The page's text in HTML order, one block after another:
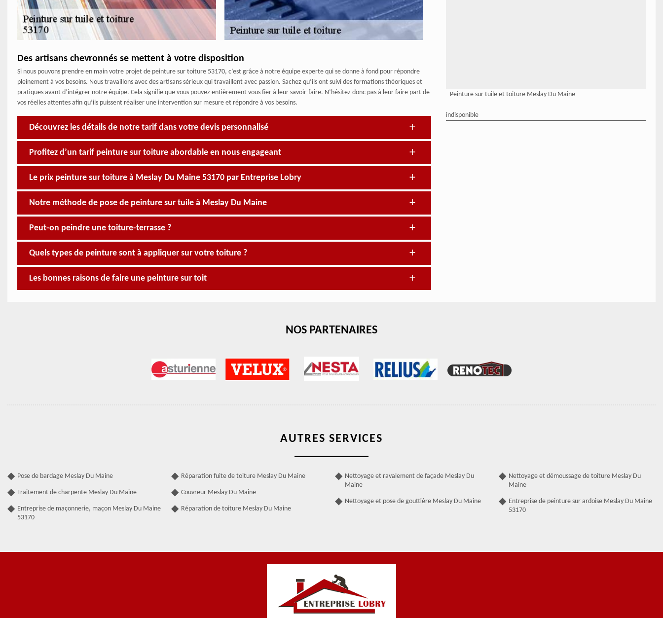
Des artisans chevronnés se mettent à votre disposition
Si nous pouvons prendre en main votre projet de peinture sur toiture 53170, c’est grâce à notre équipe experte qui se donne à fond pour répondre
pleinement à vos besoins. Nous travaillons avec des artisans sérieux qui travaillent avec passion. Sachez qu’ils ont suivi des formations théoriques et
pratiques avant d’intégrer notre équipe. Cela signifie que vous pouvez entièrement vous fier à leur savoir-faire. N’hésitez donc pas à leur faire part de
vos réelles attentes afin qu’ils puissent réaliser une intervention sur mesure et répondre à vos besoins.
Découvrez les détails de notre tarif dans votre devis personnalisé
Profitez d’un tarif peinture sur toiture abordable en nous engageant
Le prix peinture sur toiture à Meslay Du Maine 53170 par Entreprise Lobry
Notre méthode de pose de peinture sur tuile à Meslay Du Maine
Peut-on peindre une toiture-terrasse ?
Quels types de peinture sont à appliquer sur votre toiture ?
Les bonnes raisons de faire une peinture sur toit
Peinture sur tuile et toiture Meslay Du Maine
indisponible
NOS PARTENAIRES
AUTRES SERVICES
Pose de bardage Meslay Du Maine
Traitement de charpente Meslay Du Maine
Entreprise de maçonnerie, maçon Meslay Du Maine
53170
Réparation fuite de toiture Meslay Du Maine
Couvreur Meslay Du Maine
Réparation de toiture Meslay Du Maine
Nettoyage et ravalement de façade Meslay Du
Maine
Nettoyage et pose de gouttière Meslay Du Maine
Nettoyage et démoussage de toiture Meslay Du
Maine
Entreprise de peinture sur ardoise Meslay Du Maine
53170